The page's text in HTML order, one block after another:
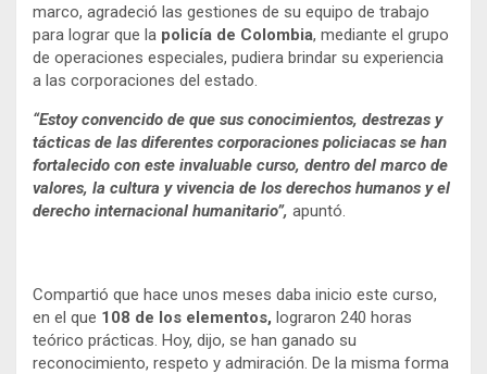
marco, agradeció las gestiones de su equipo de trabajo
para lograr que la policía de Colombia, mediante el grupo
de operaciones especiales, pudiera brindar su experiencia
a las corporaciones del estado.
“Estoy convencido de que sus conocimientos, destrezas y
tácticas de las diferentes corporaciones policiacas se han
fortalecido con este invaluable curso, dentro del marco de
valores, la cultura y vivencia de los derechos humanos y el
derecho internacional humanitario”, apuntó.
Compartió que hace unos meses daba inicio este curso,
en el que 108 de los elementos, lograron 240 horas
teórico prácticas. Hoy, dijo, se han ganado su
reconocimiento, respeto y admiración. De la misma forma